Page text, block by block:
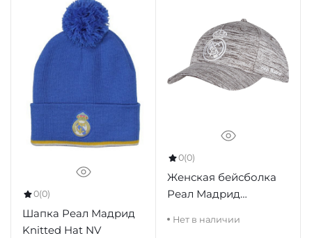
0(0)
Шапка Реал Мадрид
Knitted Hat NV
0(0)
Женская бейсболка
Реал Мадрид
Нет в наличии